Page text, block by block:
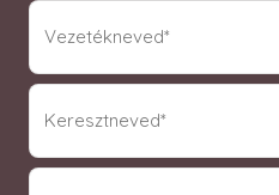
vnev
(Required)
knev
(Required)
email